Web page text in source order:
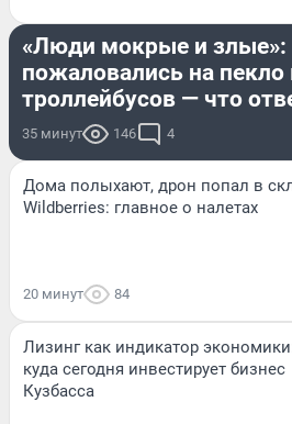
«Люди мокрые и злые»:
пожаловались на пекло
троллейбусов — что
35 минут 146 4
Дома полыхают, дрон попал в
Wildberries: главное о налетах
20 минут 84
Лизинг как индикатор
куда сегодня инвестирует бизнес
Кузбасса